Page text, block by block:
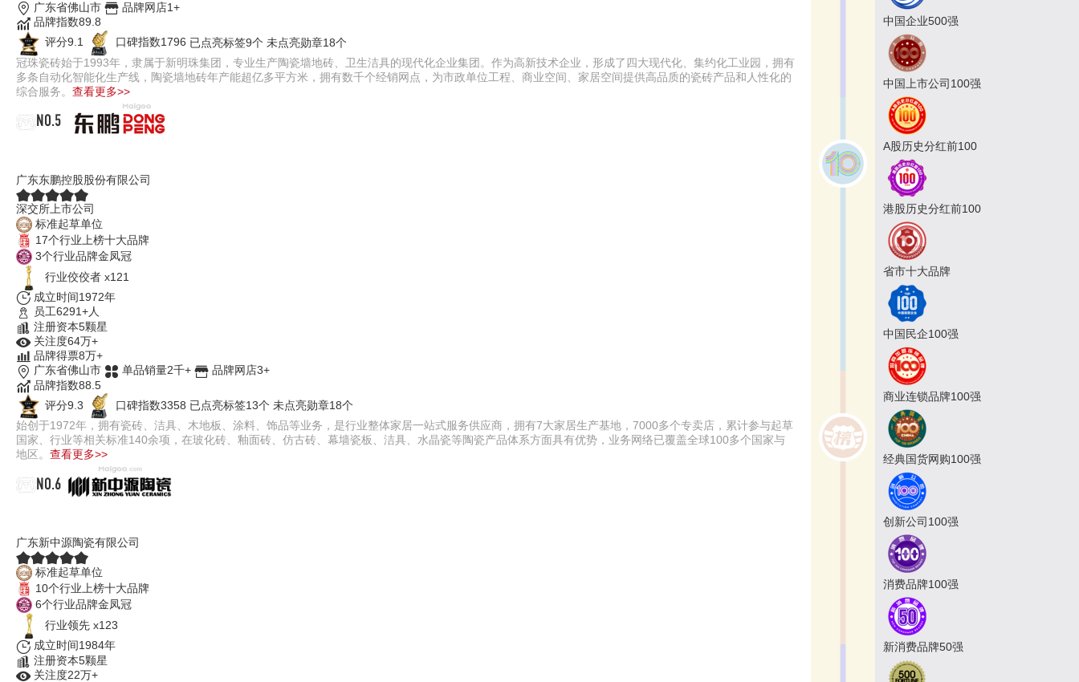
广东省佛山市
品牌网店1+
品牌指数89.8
评分9.1
口碑指数1796 已点亮标签9个 未点亮勋章18个
冠珠瓷砖始于1993年，隶属于新明珠集团，专业生产陶瓷墙地砖、卫生洁具的现代化企业集团。作为高新技术企业，形成了四大现代化、集约化工业园，拥有
多条自动化智能化生产线，陶瓷墙地砖年产能超亿多平方米，拥有数千个经销网点，为市政单位工程、商业空间、家居空间提供高品质的瓷砖产品和人性化的
综合服务。 查看更多>>
NO.5
广东东鹏控股股份有限公司
深交所上市公司
标准起草单位
17个行业上榜十大品牌
3个行业品牌金凤冠
行业佼佼者 x121
成立时间1972年
员工6291+人
注册资本5颗星
关注度64万+
品牌得票8万+
广东省佛山市
单品销量2千+
品牌网店3+
品牌指数88.5
评分9.3
口碑指数3358 已点亮标签13个 未点亮勋章18个
始创于1972年，拥有瓷砖、洁具、木地板、涂料、饰品等业务，是行业整体家居一站式服务供应商，拥有7大家居生产基地，7000多个专卖店，累计参与起草
国家、行业等相关标准140余项，在玻化砖、釉面砖、仿古砖、幕墙瓷板、洁具、水晶瓷等陶瓷产品体系方面具有优势，业务网络已覆盖全球100多个国家与
地区。 查看更多>>
NO.6
广东新中源陶瓷有限公司
标准起草单位
10个行业上榜十大品牌
6个行业品牌金凤冠
行业领先 x123
成立时间1984年
注册资本5颗星
关注度22万+
中国企业500强
中国上市公司100强
A股历史分红前100
港股历史分红前100
省市十大品牌
中国民企100强
商业连锁品牌100强
经典国货网购100强
创新公司100强
消费品牌100强
新消费品牌50强